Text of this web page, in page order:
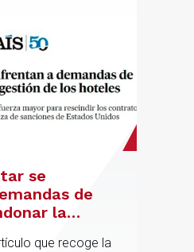
se
de
la
que recoge la